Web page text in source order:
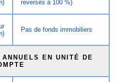
reversés à 100 %)
Pas de fonds immobiliers
EN UNITÉ DE